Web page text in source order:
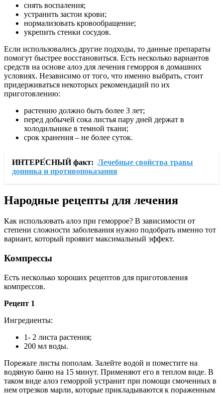
снять воспаления;
устранить застои крови;
нормализовать кровообращение;
укрепить стенки сосудов.
Если использовались другие подходы, то данные препараты
помогут быстрее восстановиться. Есть несколько вариантов
средств на основе алоэ для лечения геморроя в домашних
условиях. Независимо от того, что именно выбрать, стоит
придерживаться некоторых рекомендаций по их
приготовлению:
растению должно быть более 3 лет;
перед добычей сока листья пару дней держат в
холодильнике в темной ткани;
срок хранения – не более суток.
ИНТЕРЕ́СНЫЙ факт: Лечебные свойства травы
донника и противопоказания
Народные рецепты для лечения
Как использовать алоэ при геморрое? В зависимости от
степени сложности заболевания нужно подобрать именно тот
вариант, который проявит максимальный эффект.
Компрессы
Есть несколько хороших рецептов для приготовления
компрессов.
Рецепт 1
Ингредиенты:
1- 2 листа растения;
200 мл воды.
Порежьте листы пополам. Залейте водой и поместите на
водяную баню на 15 минут. Применяют его в теплом виде. В
таком виде алоэ геморрой устранит при помощи смоченных в
нем отрезков марли, которые прикладываются к пораженным